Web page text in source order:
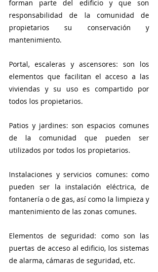
forman parte del edificio y que son
responsabilidad de la comunidad de
propietarios su conservación y
mantenimiento.
Portal, escaleras y ascensores: son los
elementos que facilitan el acceso a las
viviendas y su uso es compartido por
todos los propietarios.
Patios y jardines: son espacios comunes
de la comunidad que pueden ser
utilizados por todos los propietarios.
Instalaciones y servicios comunes: como
pueden ser la instalación eléctrica, de
fontanería o de gas, así como la limpieza y
mantenimiento de las zonas comunes.
Elementos de seguridad: como son las
puertas de acceso al edificio, los sistemas
de alarma, cámaras de seguridad, etc.